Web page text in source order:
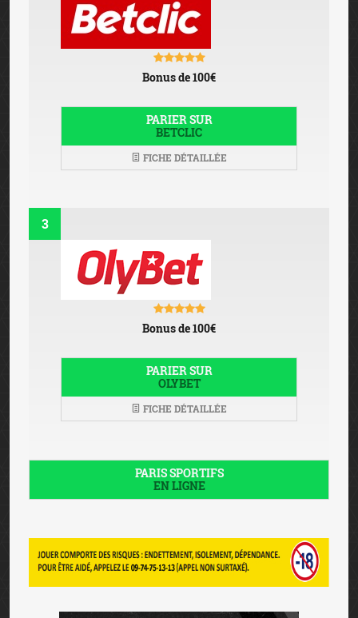
Bonus de 100€
PARIER SUR
BETCLIC
FICHE DÉTAILLÉE
3
Bonus de 100€
PARIER SUR
OLYBET
FICHE DÉTAILLÉE
PARIS SPORTIFS
EN LIGNE